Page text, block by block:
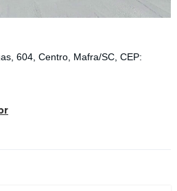
604, Centro, Mafra/SC, CEP: